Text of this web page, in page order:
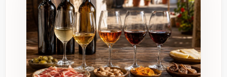
Weinempfehlung zu den leichten
Speisenangeboten, da er vielfältig
kombinierbar ist.
Weinkeller:Eine wertvolle Ergänzung
für Ihre Sammlung dank seines guten
Lagerpotenzials.